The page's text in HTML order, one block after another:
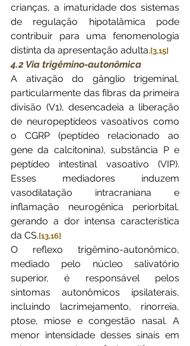
crianças, a imaturidade dos sistemas
de regulação hipotalâmica pode
contribuir para uma fenomenologia
distinta da apresentação adulta.[3,15]
4.2 Via trigêmino-autonômica
A ativação do gânglio trigeminal,
particularmente das fibras da primeira
divisão (V1), desencadeia a liberação
de neuropeptídeos vasoativos como
o CGRP (peptídeo relacionado ao
gene da calcitonina), substância P e
peptídeo intestinal vasoativo (VIP).
Esses mediadores induzem
vasodilatação intracraniana e
inflamação neurogênica periorbital,
gerando a dor intensa característica
da CS.[13,16]
O reflexo trigêmino-autonômico,
mediado pelo núcleo salivatório
superior, é responsável pelos
sintomas autonômicos ipsilaterais,
incluindo lacrimejamento, rinorreia,
ptose, miose e congestão nasal. A
menor intensidade desses sinais em